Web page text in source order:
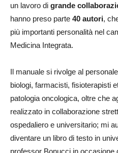
un lavoro di grande
hanno preso parte 40 autori,
più importanti personalità nel
Medicina Integrata.
Il manuale si rivolge al
biologi, farmacisti, fisioterapisti
patologia oncologica, oltre che
realizzato in collaborazione
ospedaliero e universitario; mi
diventare un libro di testo in
professor Bonucci in occasione